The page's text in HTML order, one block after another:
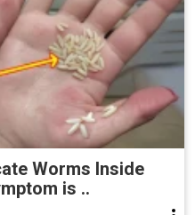
Worms Inside
is ..